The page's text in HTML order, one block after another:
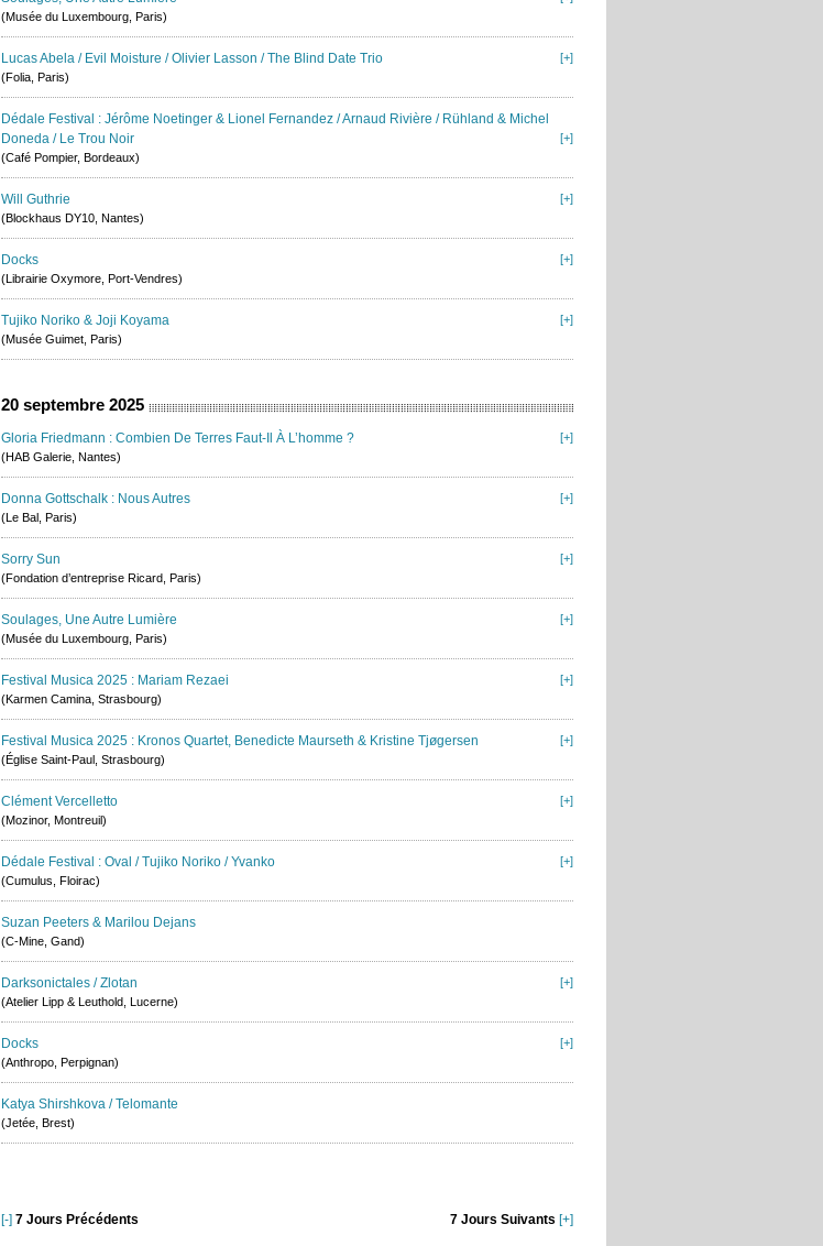
(Musée du Luxembourg, Paris)
Lucas Abela / Evil Moisture / Olivier Lasson / The Blind Date Trio
[+]
(Folia, Paris)
Dédale Festival : Jérôme Noetinger & Lionel Fernandez / Arnaud Rivière / Rühland & Michel
Doneda / Le Trou Noir
[+]
(Café Pompier, Bordeaux)
Will Guthrie
[+]
(Blockhaus DY10, Nantes)
Docks
[+]
(Librairie Oxymore, Port-Vendres)
Tujiko Noriko & Joji Koyama
[+]
(Musée Guimet, Paris)
20 septembre 2025
Gloria Friedmann : Combien De Terres Faut-Il À L’homme ?
[+]
(HAB Galerie, Nantes)
Donna Gottschalk : Nous Autres
[+]
(Le Bal, Paris)
Sorry Sun
[+]
(Fondation d’entreprise Ricard, Paris)
Soulages, Une Autre Lumière
[+]
(Musée du Luxembourg, Paris)
Festival Musica 2025 : Mariam Rezaei
[+]
(Karmen Camina, Strasbourg)
Festival Musica 2025 : Kronos Quartet, Benedicte Maurseth & Kristine Tjøgersen
[+]
(Église Saint-Paul, Strasbourg)
Clément Vercelletto
[+]
(Mozinor, Montreuil)
Dédale Festival : Oval / Tujiko Noriko / Yvanko
[+]
(Cumulus, Floirac)
Suzan Peeters & Marilou Dejans
(C-Mine, Gand)
Darksonictales / Zlotan
[+]
(Atelier Lipp & Leuthold, Lucerne)
Docks
[+]
(Anthropo, Perpignan)
Katya Shirshkova / Telomante
(Jetée, Brest)
[-] 7 Jours Précédents 7 Jours Suivants [+]